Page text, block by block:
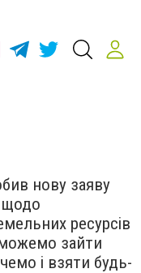
нову заяву
щодо
ресурсів
зайти
і взяти будь-